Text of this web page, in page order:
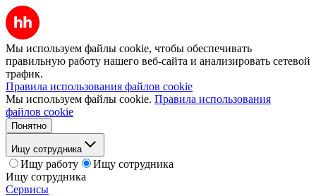
Мы используем файлы cookie, чтобы обеспечивать
правильную работу нашего веб-сайта и анализировать сетевой
трафик.
Правила использования файлов cookie
Мы используем файлы cookie. Правила использования
файлов cookie
Понятно
Ищу сотрудника
Ищу работу
Ищу сотрудника
Ищу сотрудника
Сервисы